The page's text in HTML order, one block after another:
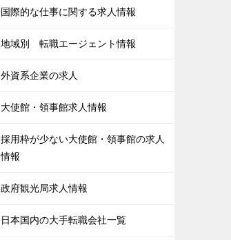
国際的な仕事に関する求人情報
地域別 転職エージェント情報
外資系企業の求人
大使館・領事館求人情報
採用枠が少ない大使館・領事館の求人
情報
政府観光局求人情報
日本国内の大手転職会社一覧